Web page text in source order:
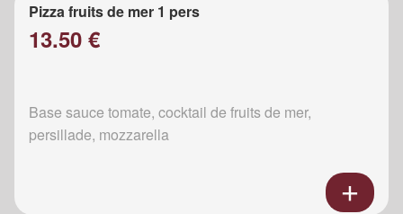
Pizza fruits de mer 1 pers
13.50 €
Base sauce tomate, cocktail de fruits de mer,
persillade, mozzarella